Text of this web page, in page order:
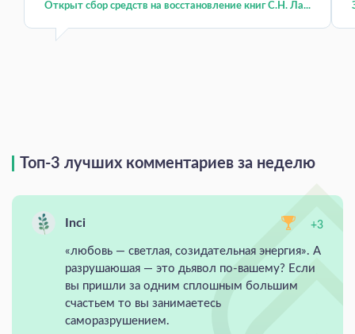
Открыт сбор средств на восстановление книг С.Н. Ла...
Топ-3 лучших комментариев за неделю
Inci +3
«любовь — светлая, созидательная энергия». А
разрушаюшая — это дьявол по-вашему? Если
вы пришли за одним сплошным большим
счастьем то вы занимаетесь
саморазрушением.